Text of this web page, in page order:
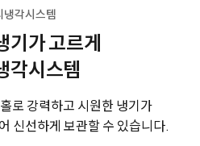
냉각시스템
기가 고르게
각시스템
로 강력하고 시원한 냉기가
신선하게 보관할 수 있습니다.